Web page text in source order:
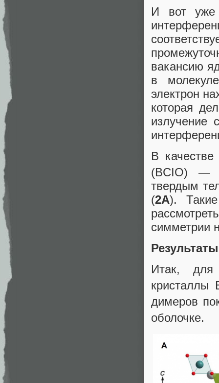
И вот уже
вакансию
в
электрон
которая
излучение
В
(BCIO) —
твердым
(2А). Такие
симметрии
Итак, для
кристаллы
димеров
оболочке.